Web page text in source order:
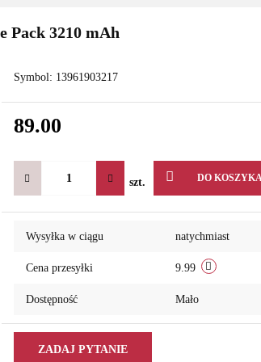
Pack 3210 mAh
Symbol: 13961903217
89.00
szt. DO
Wysyłka w ciągu natychmiast
Cena przesyłki 9.99
Dostępność Mało
ZADAJ PYTANIE